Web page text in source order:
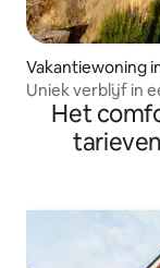
Vakantiewoning
Uniek verblijf in
prachtig uitzicht
Het